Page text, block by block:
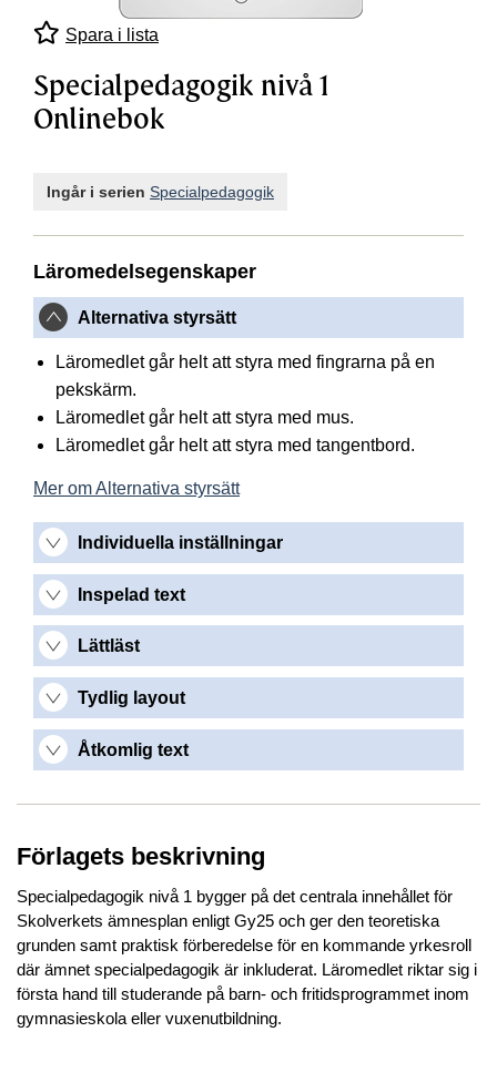
Spara i lista
Specialpedagogik nivå 1
Onlinebok
Ingår i serien Specialpedagogik
Läromedelsegenskaper
Alternativa styrsätt
Läromedlet går helt att styra med fingrarna på en
pekskärm.
Läromedlet går helt att styra med mus.
Läromedlet går helt att styra med tangentbord.
Mer om Alternativa styrsätt
Individuella inställningar
Inspelad text
Lättläst
Tydlig layout
Åtkomlig text
Förlagets beskrivning
Specialpedagogik nivå 1 bygger på det centrala innehållet för
Skolverkets ämnesplan enligt Gy25 och ger den teoretiska
grunden samt praktisk förberedelse för en kommande yrkesroll
där ämnet specialpedagogik är inkluderat. Läromedlet riktar sig i
första hand till studerande på barn- och fritidsprogrammet inom
gymnasieskola eller vuxenutbildning.